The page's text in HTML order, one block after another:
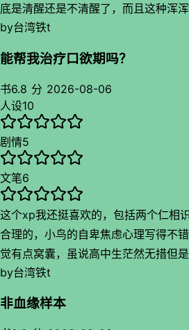
底是清醒还是不清醒了，而且这种浑
给我看着感觉人都不对了。这两个人
文艺女的那份气质以及发病时的疯癫
上使她不再扁平，我有时想风对她做
完下来在风心里只要她能一直爱她缠
我觉得有时候女主病病的时候怄气都
而且精神病的世界写得很有感觉我真是
吧。。。风这个角色我真是觉得太有
角都是她让我看到一个鲜活的她的爱
也会欣喜会委屈又真的很爱，特别是
太真实了感觉和现实小情侣一样，不
爱人得不到回馈真是让人心酸，不过
不然白受气给我看得不行了虽然光速
冷漠的忏悔情绪居然又莫名合理。我
人心酸简直是一颗心被一直扯着，断
by台湾铁t
能帮我治疗口欲期吗？
书6.8 分 2026-08-06
人设10
剧情5
文笔6
这个xp我还挺喜欢的，包括两个仁相
合理的，小鸟的自卑焦虑心理写得不
觉有点窝囊，虽说高中生茫然无措但
得蠢了，矛盾剧情用校园80来展开我
还有那个小反派又是何意味？我真是
by台湾铁t
非血缘样本